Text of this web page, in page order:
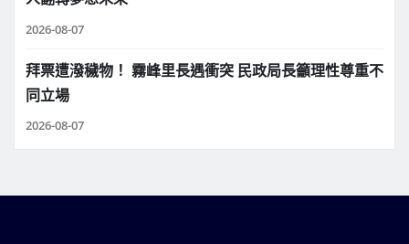
2026-08-07
拜票遭潑穢物！ 霧峰里長遇衝突 民政局長籲理性尊重不
同立場
2026-08-07